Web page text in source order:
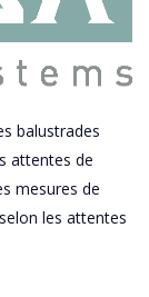
balustrades
attentes de
mesures de
les attentes